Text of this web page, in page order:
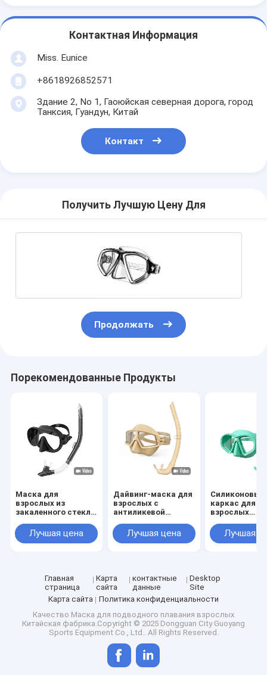
Продукты
Контактная Информация
Miss. Eunice
+8618926852571
Здание 2, No 1, Гаоюйская северная дорога, город
Танксия, Гуандун, Китай
Контакт
Получить Лучшую Цену Для
Продолжать
Порекомендованные Продукты
Маска для
взрослых из
закаленного стекла
для подводного
плавания
Лучшая цена
Дайвинг-маска для
взрослых с
антиликевой
Лучшая цена
Силиконовый
каркас для
взрослых
подходящая
взрослых
Лучшая
Главная
страница
Карта
сайта
контактные
данные
Desktop
Site
Карта сайта
Политика конфиденциальности
Качество Маска для подводного плавания взрослых
Китайская фабрика.Copyright © 2025 Dongguan City Guoyang
Sports Equipment Co., Ltd.. All Rights Reserved.